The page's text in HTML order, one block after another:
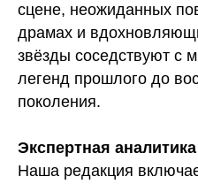
сцене, неожиданных
драмах и
звёзды соседствуют с
легенд прошлого до
поколения.
Экспертная
Наша редакция